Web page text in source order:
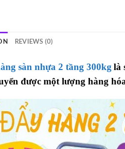
REVIEWS (0)
sàn nhựa 2 tầng 300kg là
được một lượng hàng